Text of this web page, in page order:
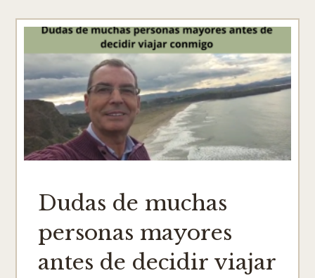
Dudas de muchas
personas mayores
antes de decidir viajar